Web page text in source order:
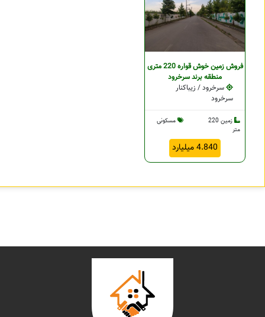
فروش زمین خوش قواره 220 متری
منطقه برند سرخرود
سرخرود / زیباکنار
سرخرود
زمین 220
متر
مسکونی
4.840 میلیارد